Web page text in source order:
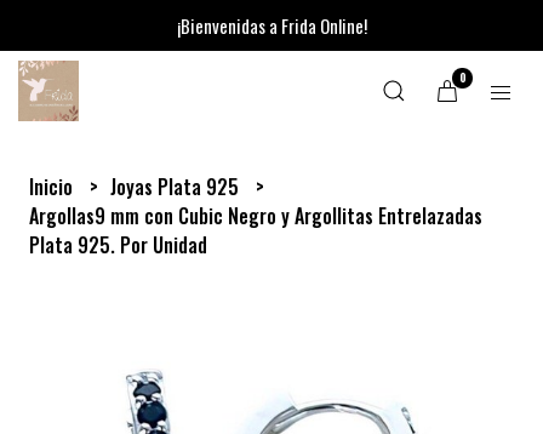
¡Bienvenidas a Frida Online!
0
Inicio
Joyas Plata 925
Argollas9 mm con Cubic Negro y Argollitas Entrelazadas
Plata 925. Por Unidad